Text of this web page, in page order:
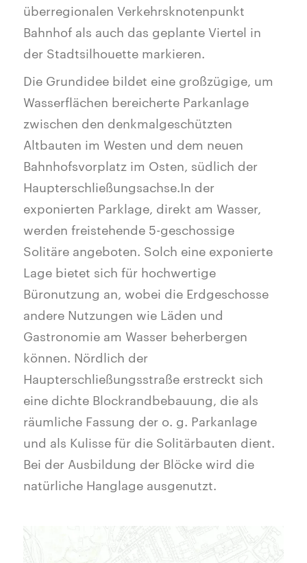
überregionalen Verkehrsknotenpunkt
Bahnhof als auch das geplante Viertel in
der Stadtsilhouette markieren.
Die Grundidee bildet eine großzügige, um
Wasserflächen bereicherte Parkanlage
zwischen den denkmalgeschützten
Altbauten im Westen und dem neuen
Bahnhofsvorplatz im Osten, südlich der
Haupterschließungsachse.In der
exponierten Parklage, direkt am Wasser,
werden freistehende 5-geschossige
Solitäre angeboten. Solch eine exponierte
Lage bietet sich für hochwertige
Büronutzung an, wobei die Erdgeschosse
andere Nutzungen wie Läden und
Gastronomie am Wasser beherbergen
können. Nördlich der
Haupterschließungsstraße erstreckt sich
eine dichte Blockrandbebauung, die als
räumliche Fassung der o. g. Parkanlage
und als Kulisse für die Solitärbauten dient.
Bei der Ausbildung der Blöcke wird die
natürliche Hanglage ausgenutzt.